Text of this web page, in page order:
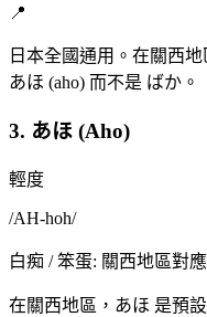
📍
日本全國通用。在關西
あほ (aho) 而不是 ばか。
3. あほ (Aho)
輕度
/AH-hoh/
白痴 / 笨蛋: 關西地區對
在關西地區，あほ 是預